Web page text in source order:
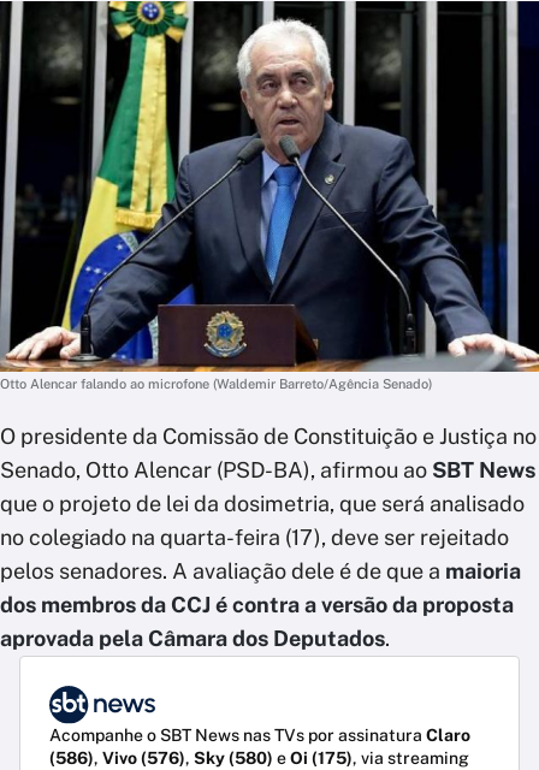
Otto Alencar falando ao microfone (Waldemir Barreto/Agência Senado)
O presidente da Comissão de Constituição e Justiça no
Senado, Otto Alencar (PSD-BA), afirmou ao SBT News
que o projeto de lei da dosimetria, que será analisado
no colegiado na quarta-feira (17), deve ser rejeitado
pelos senadores. A avaliação dele é de que a maioria
dos membros da CCJ é contra a versão da proposta
aprovada pela Câmara dos Deputados.
Acompanhe o SBT News nas TVs por assinatura Claro
(586), Vivo (576), Sky (580) eOi (175), via streaming